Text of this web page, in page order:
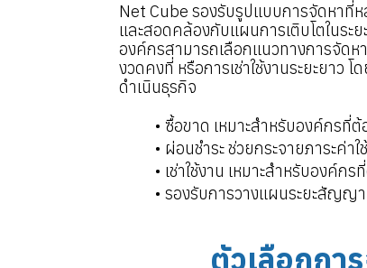
Net Cube รองรับรูปแบบการจัดหาที่ห
และสอดคล้องกับแผนการเติบโตในระย
องค์กรสามารถเลือกแนวทางการจัดห
งวดคงที่ หรือการเช่าใช้งานระยะยาว
ดำเนินธุรกิจ
ซื้อขาด เหมาะสำหรับองค์กรที่
ผ่อนชำระ ช่วยกระจายภาระค่า
เช่าใช้งาน เหมาะสำหรับองค์
รองรับการวางแผนระยะสัญญ
ตัวเลือกกา